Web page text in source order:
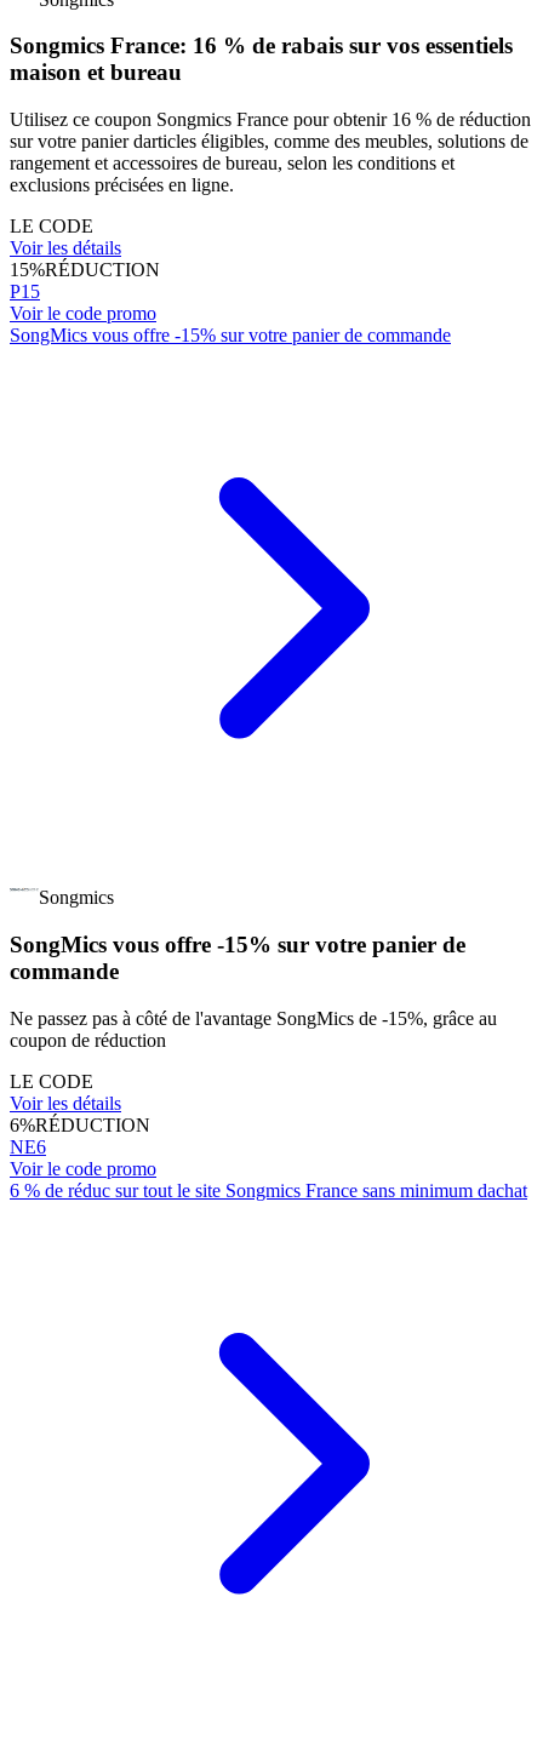
Songmics France: 16 % de rabais sur vos essentiels
maison et bureau
Utilisez ce coupon Songmics France pour obtenir 16 % de réduction
sur votre panier darticles éligibles, comme des meubles, solutions de
rangement et accessoires de bureau, selon les conditions et
exclusions précisées en ligne.
LE CODE
Voir les détails
15%RÉDUCTION
P15
Voir le code promo
SongMics vous offre -15% sur votre panier de commande
Songmics
SongMics vous offre -15% sur votre panier de
commande
Ne passez pas à côté de l'avantage SongMics de -15%, grâce au
coupon de réduction
LE CODE
Voir les détails
6%RÉDUCTION
NE6
Voir le code promo
6 % de réduc sur tout le site Songmics France sans minimum dachat